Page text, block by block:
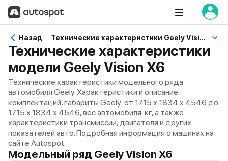
Назад Технические характеристики Geely Vision X6
Технические характеристики
модели Geely Vision X6
Технические характеристики модельного ряда
автомобиля Geely. Характеристики и описание
комплектаций, габариты Geely: от 1715 x 1834 x 4546 до
1715 x 1834 x 4546, вес автомобиля: кг, а также
характеристики трансмиссии, двигателя и других
показателей авто. Подробная информация о машинах на
сайте Autospot.
Модельный ряд Geely Vision X6